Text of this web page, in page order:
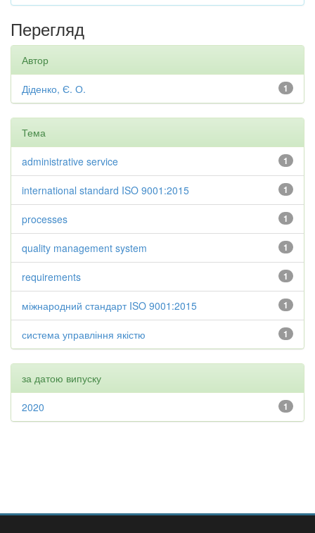
Перегляд
Автор
1
Діденко, Є. О.
Тема
1
administrative service
1
international standard ISO 9001:2015
1
processes
1
quality management system
1
requirements
1
міжнародний стандарт ISO 9001:2015
1
система управління якістю
за датою випуску
1
2020